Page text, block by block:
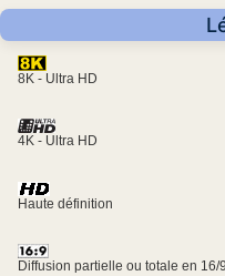
8K - Ultra HD
4K - Ultra HD
Haute définition
Diffusion partielle ou totale en 16/9